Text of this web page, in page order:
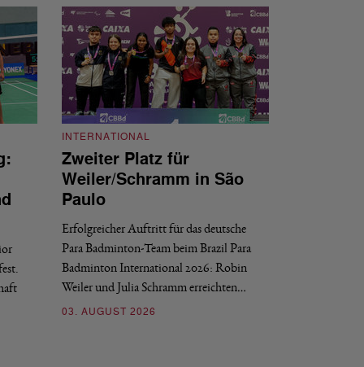
INTERNATIONAL
Zweiter Platz für
Weiler/Schramm in São
Paulo
Erfolgreicher Auftritt für das deutsche
Para Badminton-Team beim Brazil Para
Badminton International 2026: Robin
Weiler und Julia Schramm erreichten…
03. AUGUST 2026